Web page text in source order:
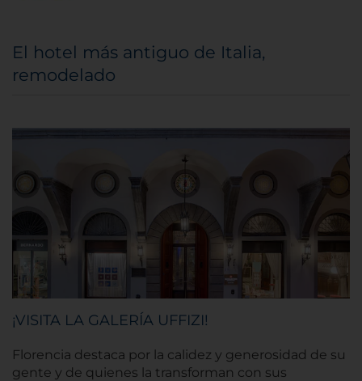
El hotel más antiguo de Italia,
remodelado
¡VISITA LA GALERÍA UFFIZI!
Florencia destaca por la calidez y generosidad de su
gente y de quienes la transforman con sus